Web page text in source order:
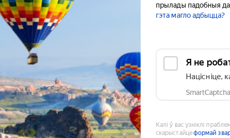
прылады падобныя
гэта магло адбыцца?
Я не
Націсніце,
Калі ў вас узніклі
скарыстайцеформай